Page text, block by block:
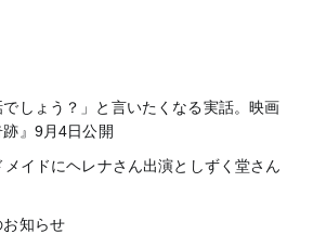
でしょう？」と言いたくなる実話。映画
跡』9月4日公開
イドにヘレナさん出演としずく堂さん
知らせ